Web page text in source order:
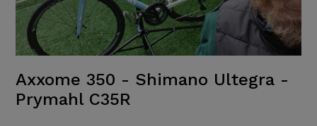
Axxome 350 - Shimano Ultegra -
Prymahl C35R